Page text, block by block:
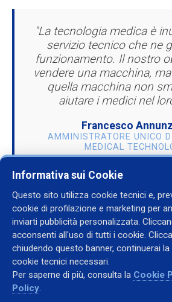
"La tecnologia medica è
servizio tecnico che ne
funzionamento. Il nostro
vendere una macchina,
quella macchina non
aiutare i medici nel
Francesco
AMMINISTRATORE UNICO
MEDICAL
Contatti
+39 338 2246835
+39 335
Informativa sui Cookie
Questo sito utilizza cookie tecnici e,
cookie di profilazione e marketing per
inviarti pubblicità personalizzata.
acconsenti all'uso di tutti i cookie.
chiudendo questo banner, continuerai
cookie tecnici necessari.
Per saperne di più, consulta la Cookie
Policy.